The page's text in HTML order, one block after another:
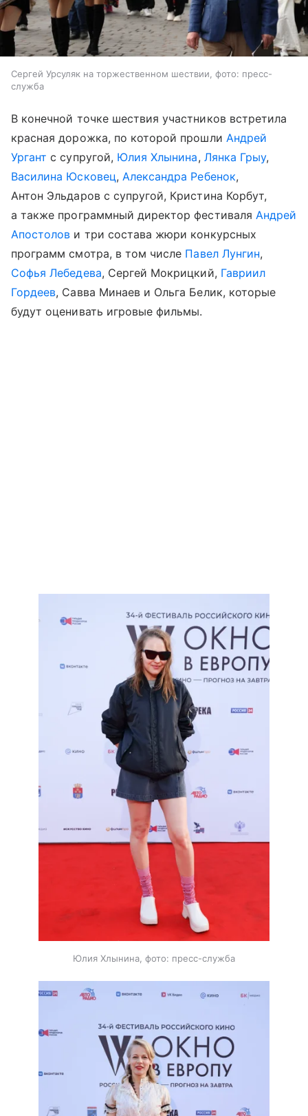
Сергей Урсуляк на торжественном шествии, фото: пресс-
служба
В конечной точке шествия участников встретила
красная дорожка, по которой прошли Андрей
Ургант с супругой, Юлия Хлынина, Лянка Грыу,
Василина Юсковец, Александра Ребенок,
Антон Эльдаров с супругой, Кристина Корбут,
а также программный директор фестиваля Андрей
Апостолов и три состава жюри конкурсных
программ смотра, в том числе Павел Лунгин,
Софья Лебедева, Сергей Мокрицкий, Гавриил
Гордеев, Савва Минаев и Ольга Белик, которые
будут оценивать игровые фильмы.
Юлия Хлынина, фото: пресс-служба